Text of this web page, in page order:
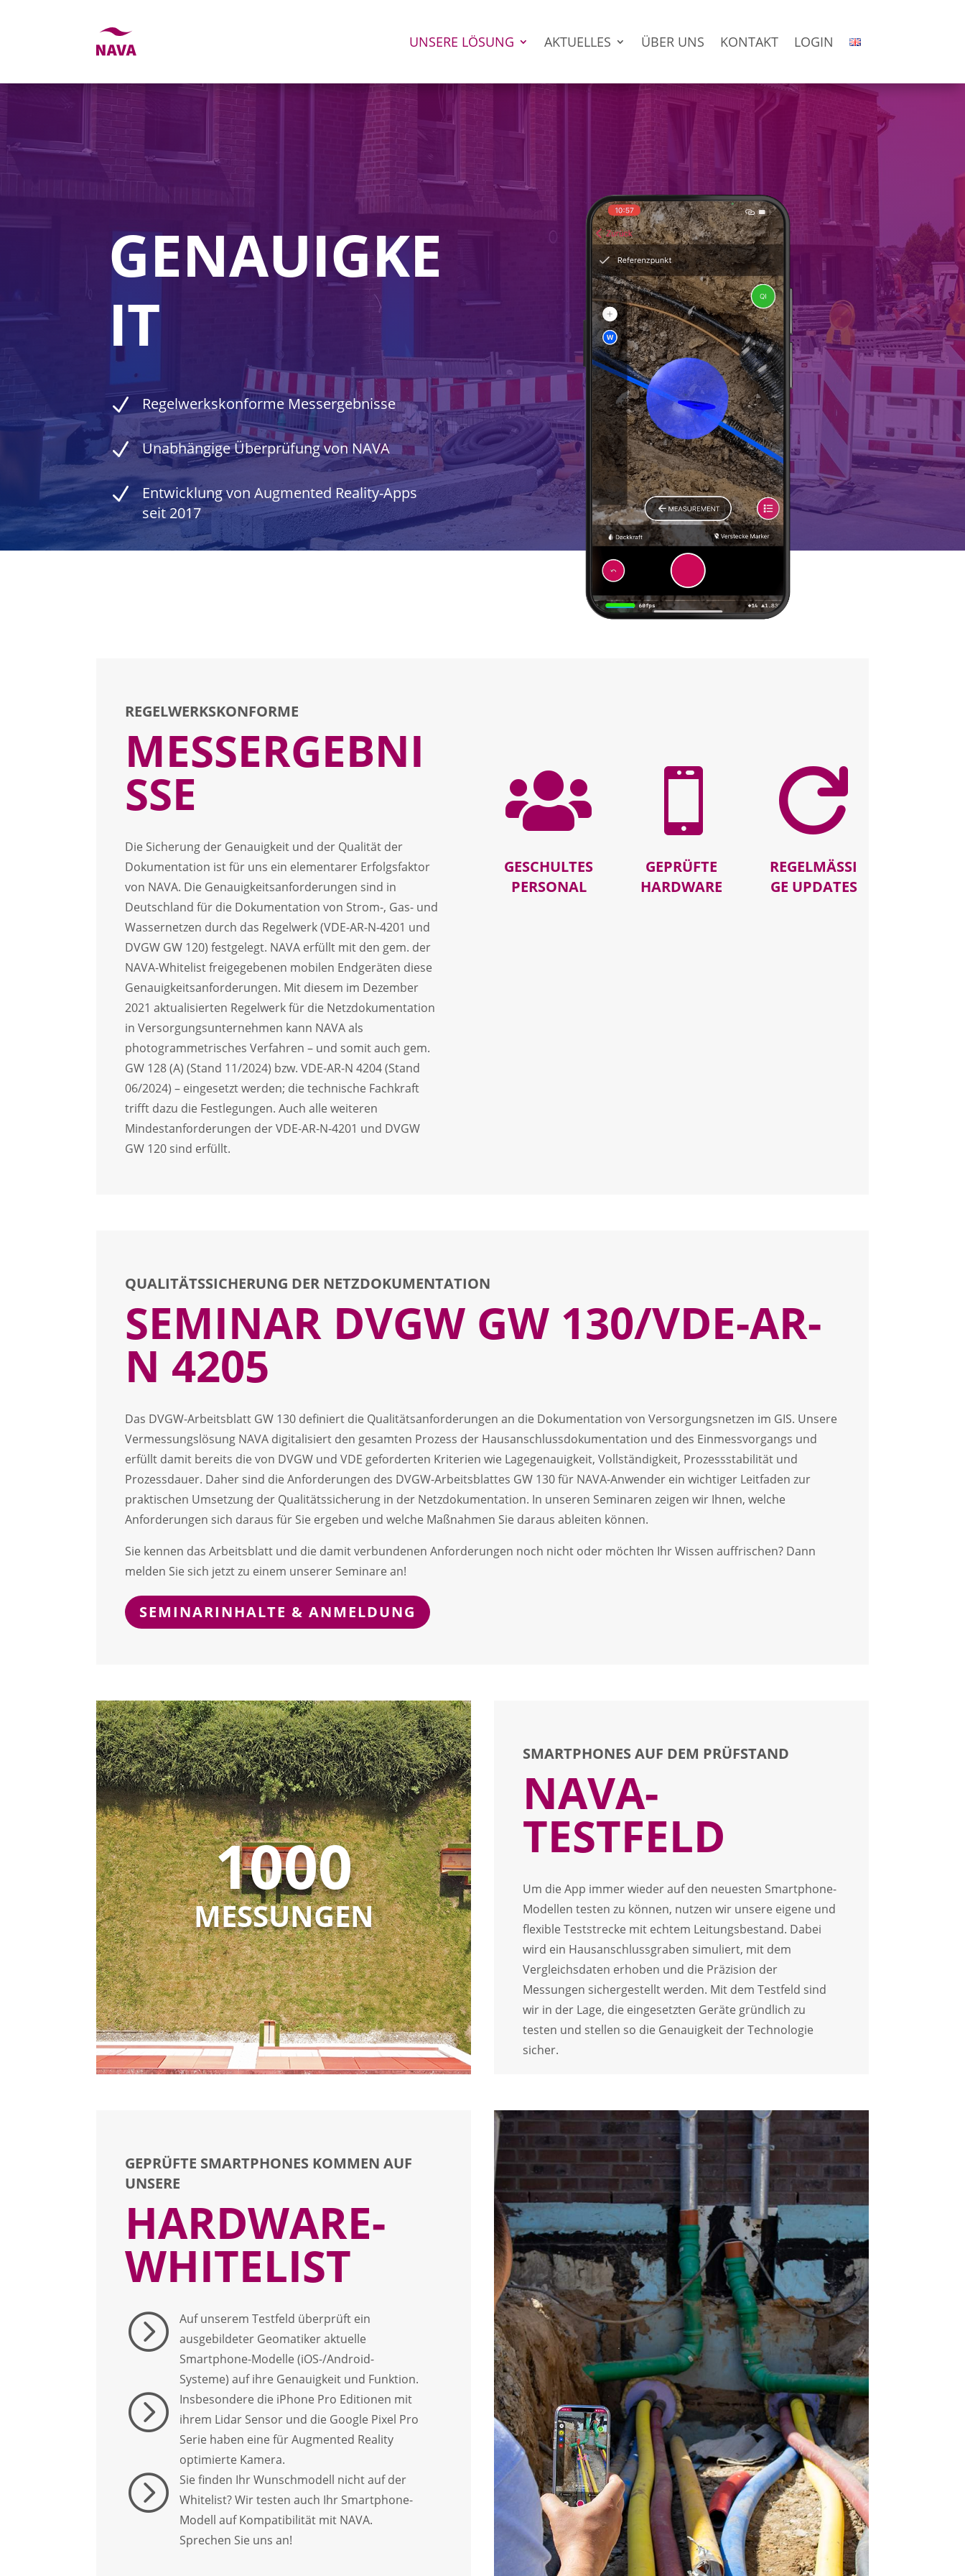
UNSERE LÖSUNG AKTUELLES ÜBER UNS KONTAKT LOGIN
GENAUIGKE
IT
N Regelwerkskonforme Messergebnisse
N Unabhängige Überprüfung von NAVA
N
Entwicklung von Augmented Reality-Apps
seit 2017
REGELWERKSKONFORME
MESSERGEBNI
SSE
Die Sicherung der Genauigkeit und der Qualität der
Dokumentation ist für uns ein elementarer Erfolgsfaktor
von NAVA. Die Genauigkeitsanforderungen sind in
Deutschland für die Dokumentation von Strom-, Gas- und
Wassernetzen durch das Regelwerk (VDE-AR-N-4201 und
DVGW GW 120) festgelegt. NAVA erfüllt mit den gem. der
NAVA-Whitelist freigegebenen mobilen Endgeräten diese
Genauigkeitsanforderungen. Mit diesem im Dezember
2021 aktualisierten Regelwerk für die Netzdokumentation
in Versorgungsunternehmen kann NAVA als
photogrammetrisches Verfahren – und somit auch gem.
GW 128 (A) (Stand 11/2024) bzw. VDE-AR-N 4204 (Stand
06/2024) – eingesetzt werden; die technische Fachkraft
trifft dazu die Festlegungen. Auch alle weiteren
Mindestanforderungen der VDE-AR-N-4201 und DVGW
GW 120 sind erfüllt.

GESCHULTES
PERSONAL

GEPRÜFTE
HARDWARE

REGELMÄSSIG
E UPDATES
QUALITÄTSSICHERUNG DER NETZDOKUMENTATION
SEMINAR DVGW GW 130/VDE-AR-
N 4205
Das DVGW-Arbeitsblatt GW 130 definiert die Qualitätsanforderungen an die Dokumentation von Versorgungsnetzen im GIS. Unsere
Vermessungslösung NAVA digitalisiert den gesamten Prozess der Hausanschlussdokumentation und des Einmessvorgangs und
erfüllt damit bereits die von DVGW und VDE geforderten Kriterien wie Lagegenauigkeit, Vollständigkeit, Prozessstabilität und
Prozessdauer. Daher sind die Anforderungen des DVGW-Arbeitsblattes GW 130 für NAVA-Anwender ein wichtiger Leitfaden zur
praktischen Umsetzung der Qualitätssicherung in der Netzdokumentation. In unseren Seminaren zeigen wir Ihnen, welche
Anforderungen sich daraus für Sie ergeben und welche Maßnahmen Sie daraus ableiten können.
Sie kennen das Arbeitsblatt und die damit verbundenen Anforderungen noch nicht oder möchten Ihr Wissen auffrischen? Dann
melden Sie sich jetzt zu einem unserer Seminare an!
SEMINARINHALTE & ANMELDUNG
1000
MESSUNGEN
SMARTPHONES AUF DEM PRÜFSTAND
NAVA-
TESTFELD
Um die App immer wieder auf den neuesten Smartphone-
Modellen testen zu können, nutzen wir unsere eigene und
flexible Teststrecke mit echtem Leitungsbestand. Dabei
wird ein Hausanschlussgraben simuliert, mit dem
Vergleichsdaten erhoben und die Präzision der
Messungen sichergestellt werden. Mit dem Testfeld sind
wir in der Lage, die eingesetzten Geräte gründlich zu
testen und stellen so die Genauigkeit der Technologie
sicher.
GEPRÜFTE SMARTPHONES KOMMEN AUF
UNSERE
HARDWARE-
WHITELIST
=
Auf unserem Testfeld überprüft ein
ausgebildeter Geomatiker aktuelle
Smartphone-Modelle (iOS-/Android-
Systeme) auf ihre Genauigkeit und Funktion.
=
Insbesondere die iPhone Pro Editionen mit
ihrem Lidar Sensor und die Google Pixel Pro
Serie haben eine für Augmented Reality
optimierte Kamera.
=
Sie finden Ihr Wunschmodell nicht auf der
Whitelist? Wir testen auch Ihr Smartphone-
Modell auf Kompatibilität mit NAVA.
Sprechen Sie uns an!